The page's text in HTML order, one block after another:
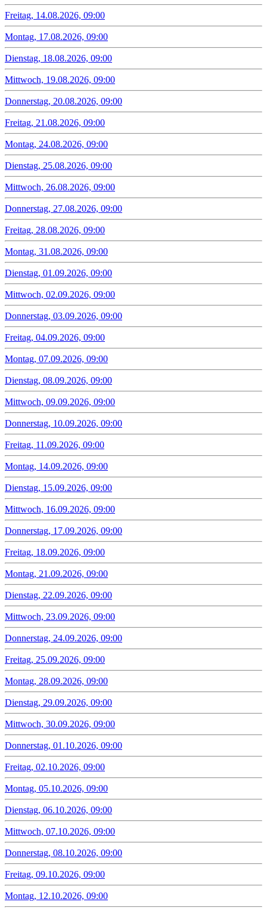
Freitag, 14.08.2026, 09:00
Montag, 17.08.2026, 09:00
Dienstag, 18.08.2026, 09:00
Mittwoch, 19.08.2026, 09:00
Donnerstag, 20.08.2026, 09:00
Freitag, 21.08.2026, 09:00
Montag, 24.08.2026, 09:00
Dienstag, 25.08.2026, 09:00
Mittwoch, 26.08.2026, 09:00
Donnerstag, 27.08.2026, 09:00
Freitag, 28.08.2026, 09:00
Montag, 31.08.2026, 09:00
Dienstag, 01.09.2026, 09:00
Mittwoch, 02.09.2026, 09:00
Donnerstag, 03.09.2026, 09:00
Freitag, 04.09.2026, 09:00
Montag, 07.09.2026, 09:00
Dienstag, 08.09.2026, 09:00
Mittwoch, 09.09.2026, 09:00
Donnerstag, 10.09.2026, 09:00
Freitag, 11.09.2026, 09:00
Montag, 14.09.2026, 09:00
Dienstag, 15.09.2026, 09:00
Mittwoch, 16.09.2026, 09:00
Donnerstag, 17.09.2026, 09:00
Freitag, 18.09.2026, 09:00
Montag, 21.09.2026, 09:00
Dienstag, 22.09.2026, 09:00
Mittwoch, 23.09.2026, 09:00
Donnerstag, 24.09.2026, 09:00
Freitag, 25.09.2026, 09:00
Montag, 28.09.2026, 09:00
Dienstag, 29.09.2026, 09:00
Mittwoch, 30.09.2026, 09:00
Donnerstag, 01.10.2026, 09:00
Freitag, 02.10.2026, 09:00
Montag, 05.10.2026, 09:00
Dienstag, 06.10.2026, 09:00
Mittwoch, 07.10.2026, 09:00
Donnerstag, 08.10.2026, 09:00
Freitag, 09.10.2026, 09:00
Montag, 12.10.2026, 09:00